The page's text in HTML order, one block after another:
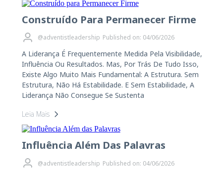
Construído Para Permanecer Firme
@adventistleadership Published on: 04/06/2026
A Liderança É Frequentemente Medida Pela Visibilidade,
Influência Ou Resultados. Mas, Por Trás De Tudo Isso,
Existe Algo Muito Mais Fundamental: A Estrutura. Sem
Estrutura, Não Há Estabilidade. E Sem Estabilidade, A
Liderança Não Consegue Se Sustenta
Leia Mais
Influência Além Das Palavras
@adventistleadership Published on: 04/06/2026